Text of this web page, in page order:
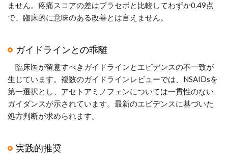
ません。疼痛スコアの差はプラセボと比較してわずか0.49点
で、臨床的に意味のある改善とは言えません。
ガイドラインとの乖離
臨床医が留意すべきガイドラインとエビデンスの不一致が
生じています。複数のガイドラインレビューでは、NSAIDsを
第一選択とし、アセトアミノフェンについては一貫性のない
ガイダンスが示されています。最新のエビデンスに基づいた
処方判断が求められます。
実践的推奨